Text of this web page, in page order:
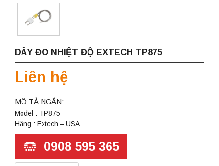
DÂY ĐO NHIỆT ĐỘ EXTECH TP875
Liên hệ
MÔ TẢ NGẮN:
Model : TP875
Hãng : Extech – USA
0908 595 365